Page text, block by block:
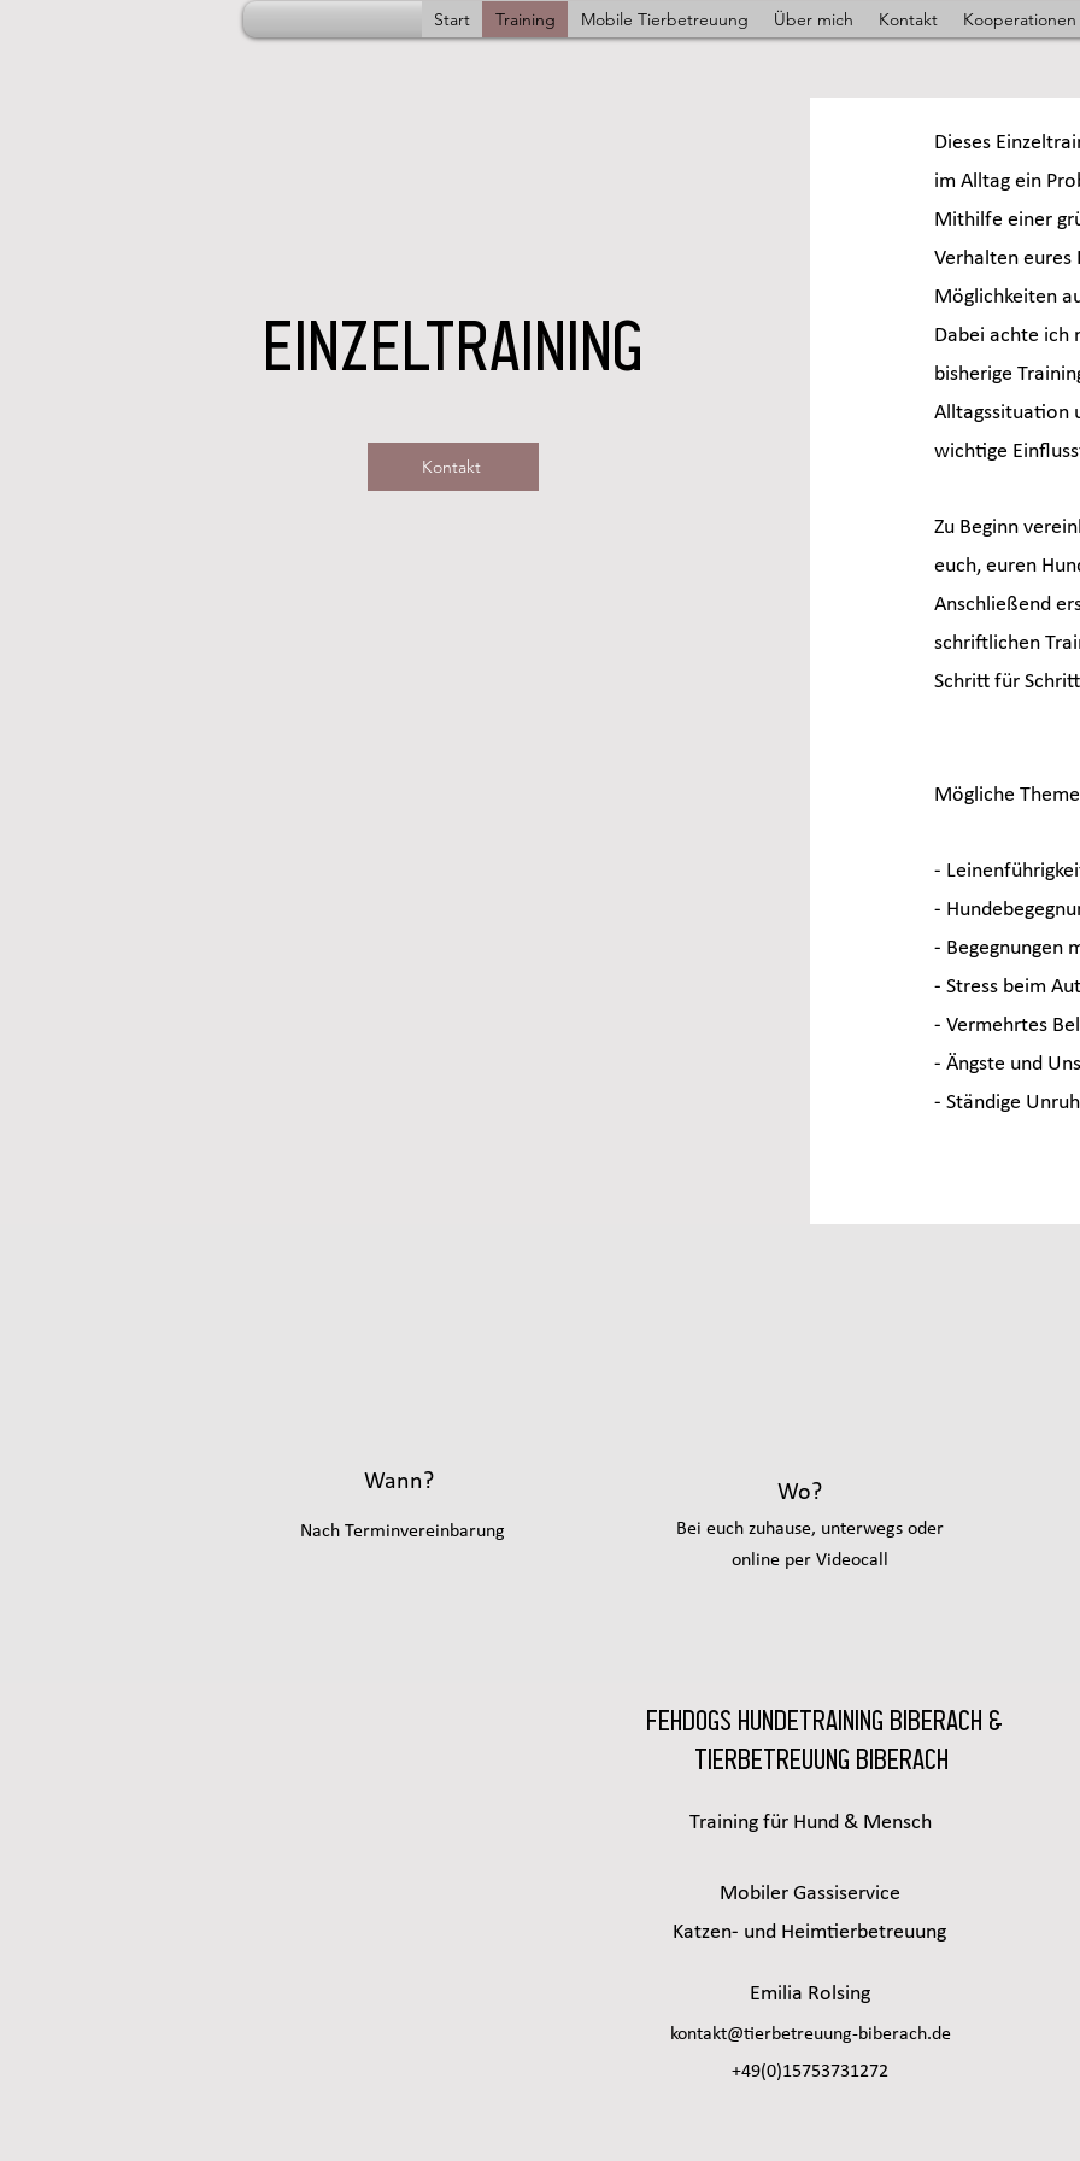
Start Training Mobile Tierbetreuung Über mich Kontakt Kooperationen
Einzeltraining
Kontakt
Dieses
im Alltag ein
Mithilfe einer
Verhalten eures
Möglichkeiten
Dabei achte ich
bisherige
Alltagssituation
wichtige
Zu Beginn
euch, euren
Anschließend
schriftlichen
Schritt für
Mögliche
-
-
- Begegnungen
- Stress beim
- Vermehrtes
- Ängste und
- Ständige
Wann?
Nach Terminvereinbarung
Wo?
Bei euch zuhause, unterwegs oder
online per Videocall
Fehdogs HUndetraining Biberach &
Tierbetreuung Biberach
Training für Hund & Mensch
Mobiler Gassiservice
Katzen- und Heimtierbetreuung
Emilia Rolsing
kontakt@tierbetreuung-biberach.de
+49(0)15753731272